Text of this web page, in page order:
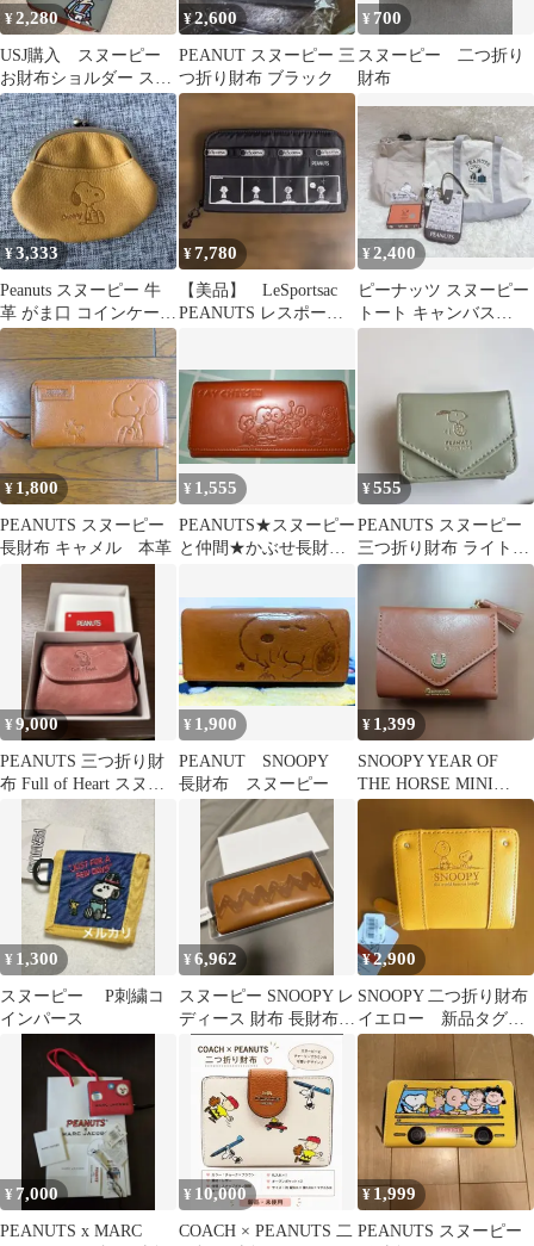
¥2,280
USJ購入 スヌーピー
お財布ショルダー スマ
ホ ポシェット
PEANUTS
¥2,600
PEANUT スヌーピー 三
つ折り財布 ブラック
¥ 700
スヌーピー 二つ折り
財布
¥3,333
Peanuts スヌーピー 牛
革 がま口 コインケース
財布
¥7,780
【美品】 LeSportsac
PEANUTS レスポート
¥2,400
ピーナッツ スヌーピー
トート キャンバス
2way バッグ 財布 4点セ
¥ 1,800
PEANUTS スヌーピー
長財布 キャメル 本革
¥ 1,555
PEANUTS★スヌーピー
と仲間★かぶせ長財布
¥555
PEANUTS スヌーピー
三つ折り財布 ライトグ
リーン
¥9,000
PEANUTS 三つ折り財
布 Full of Heart スヌー
¥ 1,900
PEANUT SNOOPY
長財布 スヌーピー
¥ 1,399
SNOOPY YEAR OF
THE HORSE MINI
WALLETブラウン
¥ 1,300
スヌーピー P刺繍コ
インパース
¥6,962
スヌーピー SNOOPY レ
ディース 財布 長財布
ウォレット ピーナッ
¥2,900
SNOOPY 二つ折り財布
イエロー 新品タグつ
き
¥ 7,000
PEANUTS x MARC
¥ 10,000
COACH × PEANUTS 二
¥ 1,999
PEANUTS スヌーピー